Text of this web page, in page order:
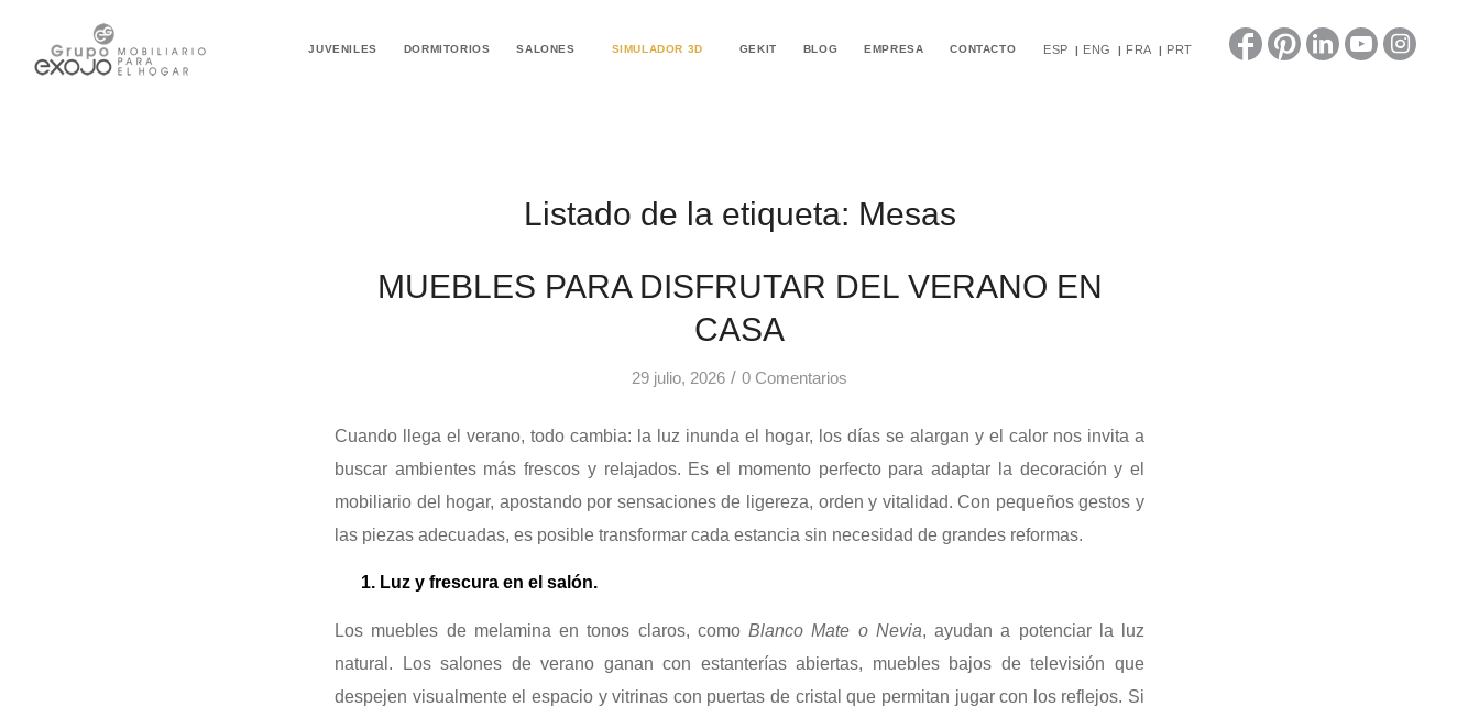
JUVENILES DORMITORIOS SALONES SIMULADOR 3D GEKIT BLOG EMPRESA CONTACTO ESP ENG FRA PRT
Listado de la etiqueta: Mesas
MUEBLES PARA DISFRUTAR DEL VERANO EN
CASA
29 julio, 2026 / 0 Comentarios
Cuando llega el verano, todo cambia: la luz inunda el hogar, los días se alargan y el calor nos invita a
buscar ambientes más frescos y relajados. Es el momento perfecto para adaptar la decoración y el
mobiliario del hogar, apostando por sensaciones de ligereza, orden y vitalidad. Con pequeños gestos y
las piezas adecuadas, es posible transformar cada estancia sin necesidad de grandes reformas.
1. Luz y frescura en el salón.
Los muebles de melamina en tonos claros, como Blanco Mate o Nevia, ayudan a potenciar la luz
natural. Los salones de verano ganan con estanterías abiertas, muebles bajos de televisión que
despejen visualmente el espacio y vitrinas con puertas de cristal que permitan jugar con los reflejos. Si